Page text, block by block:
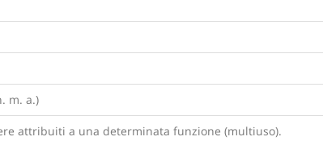
m. a.)
attribuiti a una determinata funzione (multiuso).